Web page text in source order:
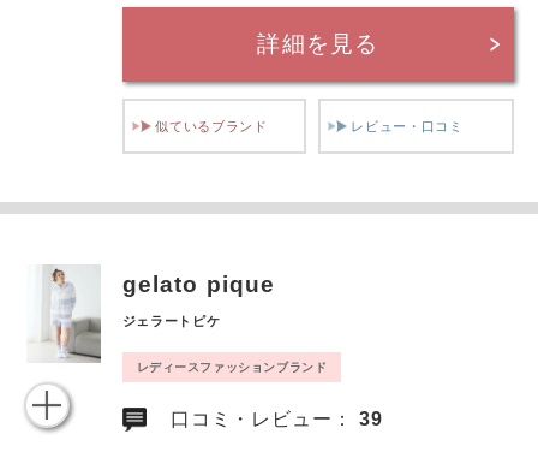
詳細を見る
似ているブランド レビュー・口コミ
gelato pique
ジェラートピケ
レディースファッションブランド
口コミ・レビュー：39